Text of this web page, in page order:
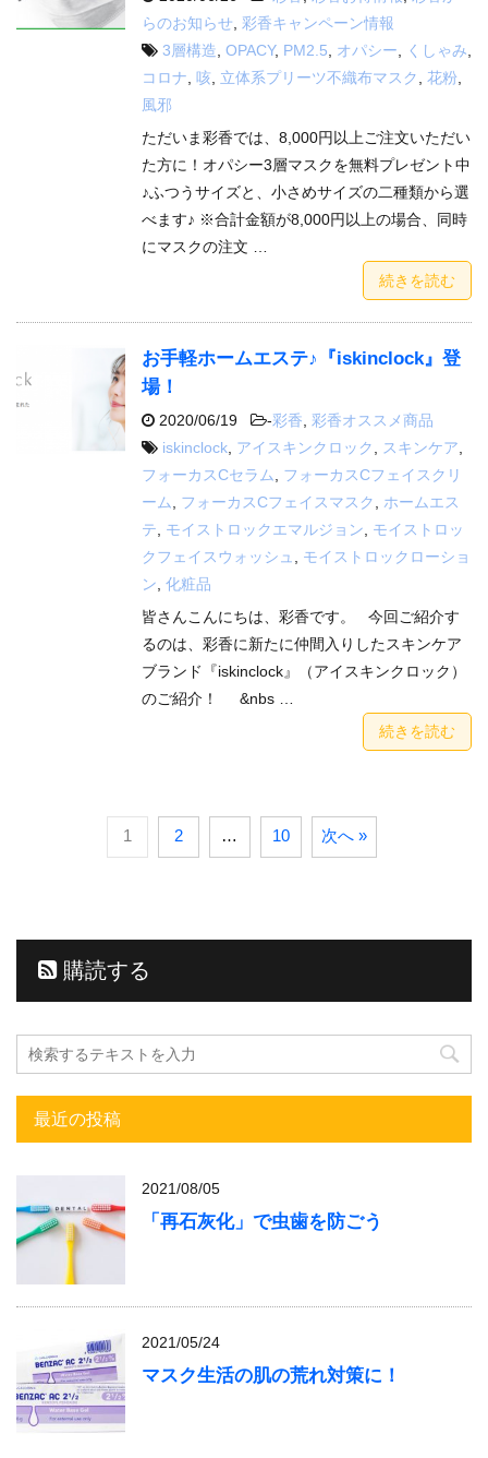
らのお知らせ, 彩香キャンペーン情報
3層構造, OPACY, PM2.5, オパシー, くしゃみ,
コロナ, 咳, 立体系プリーツ不織布マスク, 花粉,
風邪
ただいま彩香では、8,000円以上ご注文いただい
た方に！オパシー3層マスクを無料プレゼント中
♪ふつうサイズと、小さめサイズの二種類から選
べます♪ ※合計金額が8,000円以上の場合、同時
にマスクの注文 …
続きを読む
お手軽ホームエステ♪『iskinclock』登
場！
2020/06/19 -彩香
彩香オススメ商品
iskinclock アイスキンクロック スキンケア
フォーカスCセラム
フォーカスCフェイスクリ
ーム
フォーカスCフェイスマスク
ホームエス
テ
モイストロックエマルジョン
モイストロッ
クフェイスウォッシュ
モイストロックローショ
ン 化粧品
皆さんこんにちは、彩香です。 今回ご紹介す
るのは、彩香に新たに仲間入りしたスキンケア
ブランド『iskinclock』（アイスキンクロック）
のご紹介！ &nbs …
続きを読む
1 2 … 10 次へ »
購読する
最近の投稿
2021/08/05
「再石灰化」で虫歯を防ごう
2021/05/24
マスク生活の肌の荒れ対策に！